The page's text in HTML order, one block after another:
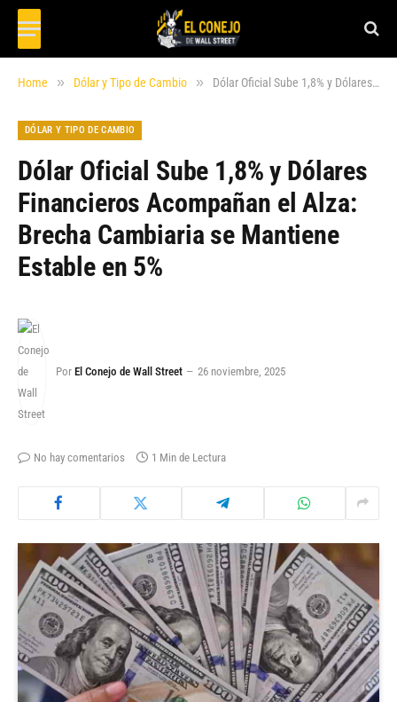
Home » Dólar y Tipo de Cambio » Dólar Oficial Sube 1,8% y Dólares Financieros Acompañan el Alza: Brecha Cambiaria se Mantiene Estable en 5%
DÓLAR Y TIPO DE CAMBIO
Dólar Oficial Sube 1,8% y Dólares
Financieros Acompañan el Alza:
Brecha Cambiaria se Mantiene
Estable en 5%
Por El Conejo de Wall Street 26 noviembre, 2025
No hay comentarios 1 Min de Lectura